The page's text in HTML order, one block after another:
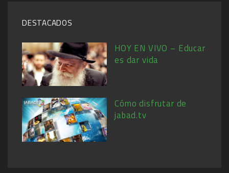
DESTACADOS
HOY EN VIVO – Educar
es dar vida
Cómo disfrutar de
jabad.tv